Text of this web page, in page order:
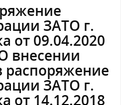
ЗАТО г.
от 09.04.2020
внесении
ЗАТО г.
от 14.12.2018